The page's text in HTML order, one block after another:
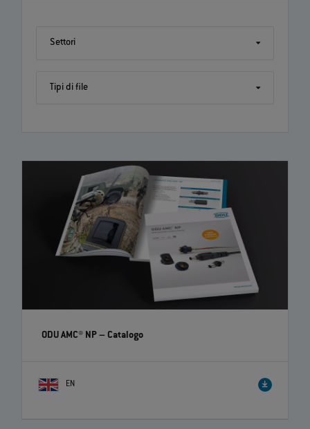
Settori
Tipi di file
ODU AMC® NP– Catalogo
EN